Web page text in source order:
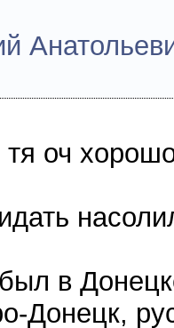
оч
в
Донецк,